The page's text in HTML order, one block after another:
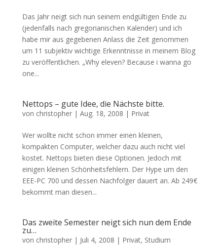
Das Jahr neigt sich nun seinem endgültigen Ende zu
(jedenfalls nach gregorianischen Kalender) und ich
habe mir aus gegebenen Anlass die Zeit genommen
um 11 subjektiv wichtige Erkenntnisse in meinem Blog
zu veröffentlichen. „Why eleven? Because i wanna go
one...
Nettops – gute Idee, die Nächste bitte.
von christopher| Aug. 18, 2008 | Privat
Wer wollte nicht schon immer einen kleinen,
kompakten Computer, welcher dazu auch nicht viel
kostet. Nettops bieten diese Optionen. Jedoch mit
einigen kleinen Schönheitsfehlern. Der Hype um den
EEE-PC 700 und dessen Nachfolger dauert an. Ab 249€
bekommt man diesen...
Das zweite Semester neigt sich nun dem Ende
zu…
von christopher| Juli 4, 2008 | Privat, Studium